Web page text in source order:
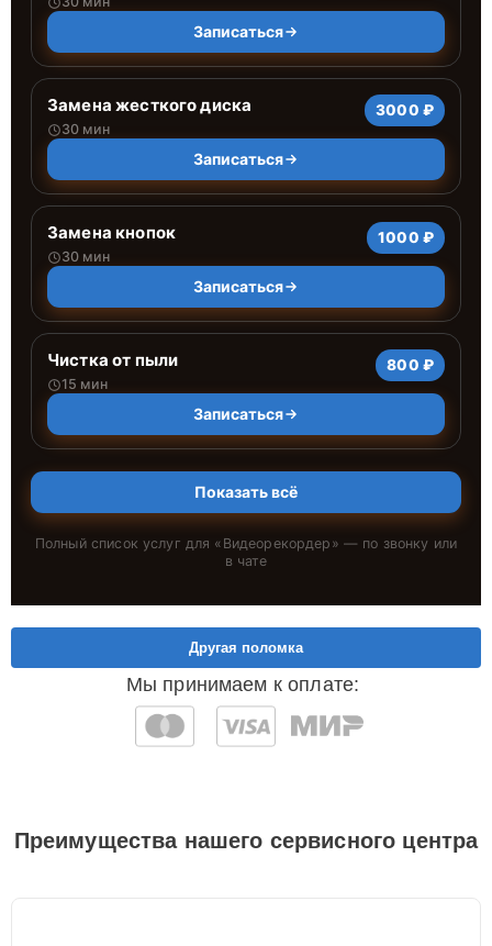
Записаться
Замена жесткого диска
30 мин
3000 ₽
Записаться
Замена кнопок
30 мин
1000 ₽
Записаться
Чистка от пыли
15 мин
800 ₽
Записаться
Показать всё
Полный список услуг для « Видеорекордер » — по звонку или
в чате
Мы принимаем к оплате:
Другая поломка
Преимущества нашего сервисного центра